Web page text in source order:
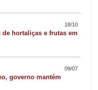
estaduais prevê
de serviço ou por idade
até 36 meses, com
18/10
hortaliças e frutas em
09/07
governo mantém